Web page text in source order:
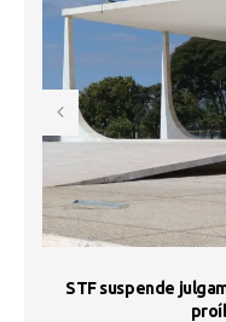
STF suspende